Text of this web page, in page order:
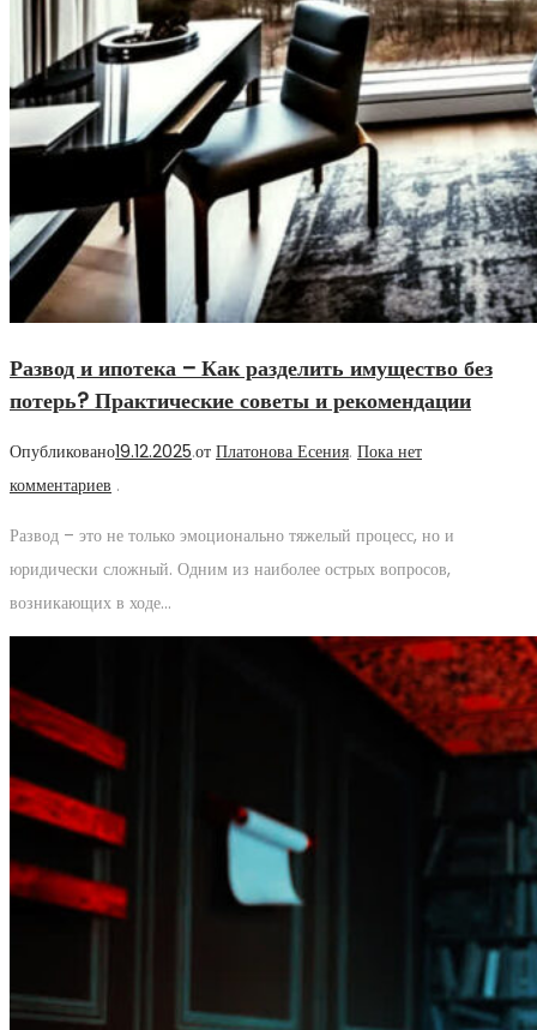
Развод и ипотека – Как разделить имущество без
потерь? Практические советы и рекомендации
Опубликовано19.12.2025.от Платонова Есения. Пока нет
комментариев .
Развод – это не только эмоционально тяжелый процесс, но и
юридически сложный. Одним из наиболее острых вопросов,
возникающих в ходе…